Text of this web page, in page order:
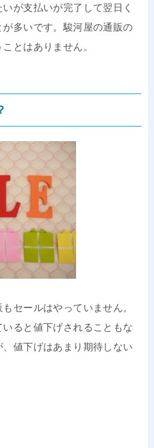
が支払いが完了して翌日く
多いです。駿河屋の通販の
とはありません。
セールはやっていません。
ると値下げされることもな
値下げはあまり期待しない